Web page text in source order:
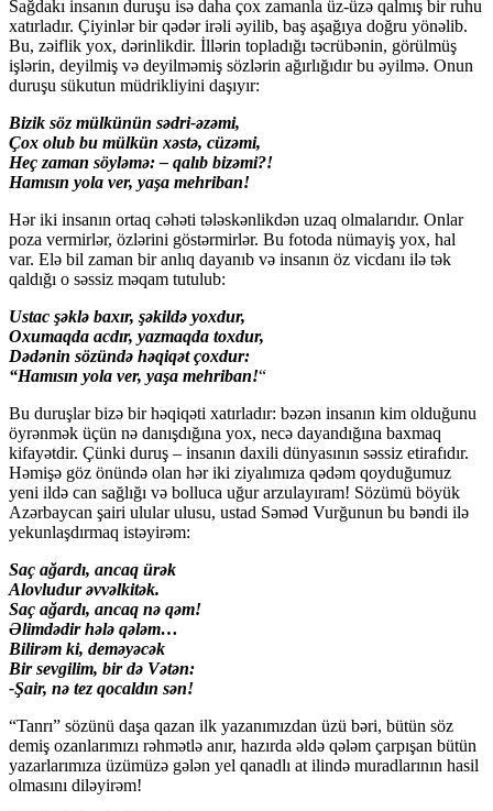
Sağdakı insanın duruşu isə daha çox zamanla üz-üzə qalmış bir ruhu
xatırladır. Çiyinlər bir qədər irəli əyilib, baş aşağıya doğru yönəlib.
Bu, zəiflik yox, dərinlikdir. İllərin topladığı təcrübənin, görülmüş
işlərin, deyilmiş və deyilməmiş sözlərin ağırlığıdır bu əyilmə. Onun
duruşu sükutun müdrikliyini daşıyır:
Bizik söz mülkünün sədri-əzəmi,
Çox olub bu mülkün xəstə, cüzəmi,
Heç zaman söyləmə: – qalıb bizəmi?!
Hamısın yola ver, yaşa mehriban!
Hər iki insanın ortaq cəhəti tələskənlikdən uzaq olmalarıdır. Onlar
poza vermirlər, özlərini göstərmirlər. Bu fotoda nümayiş yox, hal
var. Elə bil zaman bir anlıq dayanıb və insanın öz vicdanı ilə tək
qaldığı o səssiz məqam tutulub:
Ustac şəklə baxır, şəkildə yoxdur,
Oxumaqda acdır, yazmaqda toxdur,
Dədənin sözündə həqiqət çoxdur:
“Hamısın yola ver, yaşa mehriban!“
Bu duruşlar bizə bir həqiqəti xatırladır: bəzən insanın kim olduğunu
öyrənmək üçün nə danışdığına yox, necə dayandığına baxmaq
kifayətdir. Çünki duruş – insanın daxili dünyasının səssiz etirafıdır.
Həmişə göz önündə olan hər iki ziyalımıza qədəm qoyduğumuz
yeni ildə can sağlığı və bolluca uğur arzulayıram! Sözümü böyük
Azərbaycan şairi ulular ulusu, ustad Səməd Vurğunun bu bəndi ilə
yekunlaşdırmaq istəyirəm:
Saç ağardı, ancaq ürək
Alovludur əvvəlkitək.
Saç ağardı, ancaq nə qəm!
Əlimdədir hələ qələm…
Bilirəm ki, deməyəcək
Bir sevgilim, bir də Vətən:
-Şair, nə tez qocaldın sən!
“Tanrı” sözünü daşa qazan ilk yazanımızdan üzü bəri, bütün söz
demiş ozanlarımızı rəhmətlə anır, hazırda əldə qələm çarpışan bütün
yazarlarımıza üzümüzə gələn yel qanadlı at ilində muradlarının hasil
olmasını diləyirəm!